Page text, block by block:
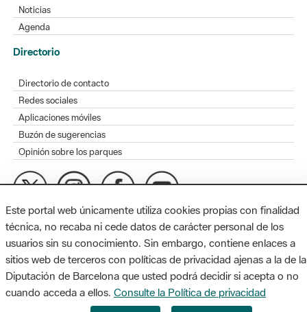
Noticias
Agenda
Directorio
Directorio de contacto
Redes sociales
Aplicaciones móviles
Buzón de sugerencias
Opinión sobre los parques
MAPA WEB
Diputación de Barcelona. Edifici Llacuna, 1a planta. Badajoz, 49.
08005 Barcelona. Tel. 934 022 428 / xarxaparcs@diba.cat
Este portal web únicamente utiliza cookies propias con finalidad
técnica, no recaba ni cede datos de carácter personal de los
usuarios sin su conocimiento. Sin embargo, contiene enlaces a
sitios web de terceros con políticas de privacidad ajenas a la de la
Diputación de Barcelona que usted podrá decidir si acepta o no
cuando acceda a ellos. Consulte la Política de privacidad